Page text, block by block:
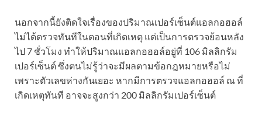
นอกจากนี้ยังติดใจเรื่องของปริมาณเปอร์เซ็นต์แอลกอฮอล์
ไม่ได้ตรวจทันทีในตอนที่เกิดเหตุ แต่เป็นการตรวจย้อนหลัง
ไป 7 ชั่วโมง ทำให้ปริมาณแอลกอฮอล์อยู่ที่ 106 มิลลิกรัม
เปอร์เซ็นต์ ซึ่งตนไม่รู้ว่าจะมีผลตามข้อกฎหมายหรือไม่
เพราะตัวเลขห่างกันเยอะ หากมีการตรวจแอลกอฮอล์ ณ ที่
เกิดเหตุทันที อาจจะสูงกว่า 200 มิลลิกรัมเปอร์เซ็นต์